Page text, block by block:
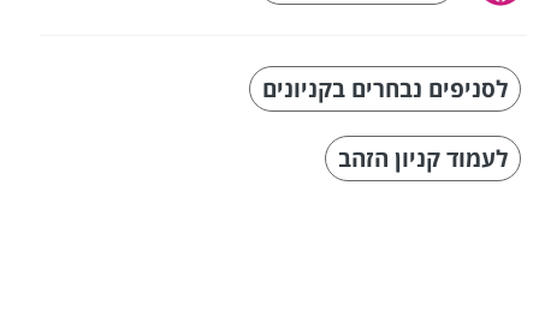
לסניפים נבחרים בקניונים
לעמוד קניון הזהב